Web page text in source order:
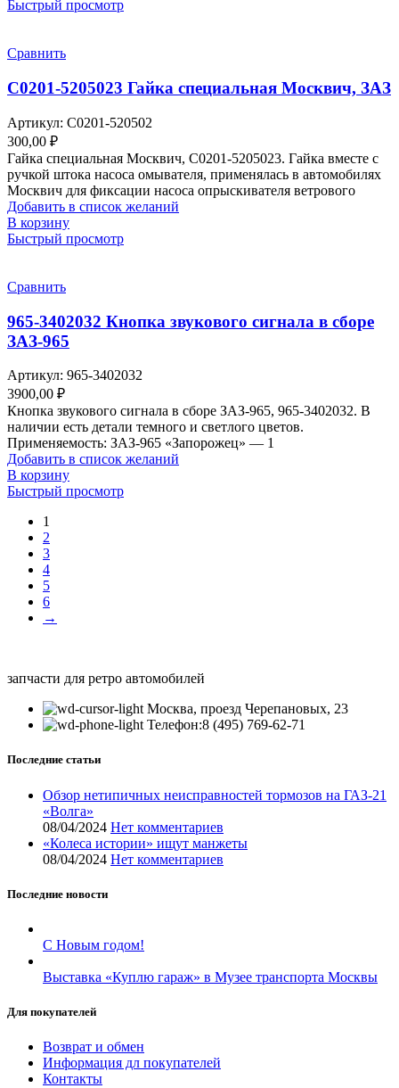
Быстрый просмотр
Сравнить
С0201-5205023 Гайка специальная Москвич, ЗАЗ
Артикул: С0201-520502
300,00 ₽
Гайка специальная Москвич, С0201-5205023. Гайка вместе с
ручкой штока насоса омывателя, применялась в автомобилях
Москвич для фиксации насоса опрыскивателя ветрового
Добавить в список желаний
В корзину
Быстрый просмотр
Сравнить
965-3402032 Кнопка звукового сигнала в сборе
ЗАЗ-965
Артикул: 965-3402032
3900,00 ₽
Кнопка звукового сигнала в сборе ЗАЗ-965, 965-3402032. В
наличии есть детали темного и светлого цветов.
Применяемость: ЗАЗ-965 «Запорожец» — 1
Добавить в список желаний
В корзину
Быстрый просмотр
1
2
3
4
5
6
→
запчасти для ретро автомобилей
Москва, проезд Черепановых, 23
Телефон:8 (495) 769-62-71
Последние статьи
Обзор нетипичных неисправностей тормозов на ГАЗ-21
«Волга»
08/04/2024 Нет комментариев
«Колеса истории» ищут манжеты
08/04/2024 Нет комментариев
Последние новости
С Новым годом!
Выставка «Куплю гараж» в Музее транспорта Москвы
Для покупателей
Возврат и обмен
Информация дл покупателей
Контакты